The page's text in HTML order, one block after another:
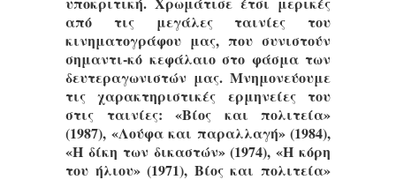
από τις μεγάλες ταινίες του
κινηματογράφου μας, που συνιστούν
σημαντι-κό κεφάλαιο στο φάσμα των
δευτεραγωνιστών μας. Μνημονεύουμε
τις χαρακτηριστικές ερμηνείες του
στις ταινίες: «Βίος και πολιτεία»
(1987), «Λούφα και παραλλαγή» (1984),
«Η δίκη των δικαστών» (1974), «Η κόρη
του ήλιου» (1971), Βίος και πολιτεία»